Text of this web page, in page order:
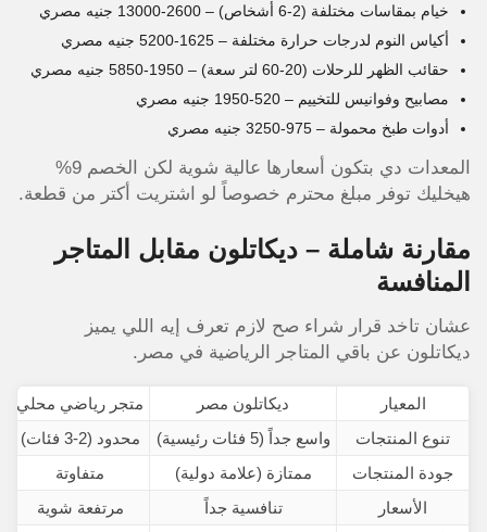
خيام بمقاسات مختلفة (2-6 أشخاص) – 2600-13000 جنيه مصري
أكياس النوم لدرجات حرارة مختلفة – 1625-5200 جنيه مصري
حقائب الظهر للرحلات (20-60 لتر سعة) – 1950-5850 جنيه مصري
مصابيح وفوانيس للتخييم – 520-1950 جنيه مصري
أدوات طبخ محمولة – 975-3250 جنيه مصري
المعدات دي بتكون أسعارها عالية شوية لكن الخصم 9%
هيخليك توفر مبلغ محترم خصوصاً لو اشتريت أكتر من قطعة.
مقارنة شاملة – ديكاتلون مقابل المتاجر
المنافسة
عشان تاخد قرار شراء صح لازم تعرف إيه اللي يميز
ديكاتلون عن باقي المتاجر الرياضية في مصر.
المعيار ديكاتلون مصر متجر رياضي محلي
تنوع المنتجات
واسع جداً (5 فئات رئيسية) محدود (2-3 فئات)
جودة المنتجات
ممتازة (علامة دولية)
متفاوتة
الأسعار
تنافسية جداً
مرتفعة شوية